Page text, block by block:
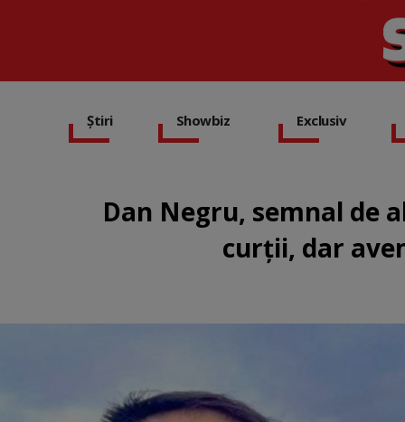
Știri Showbiz Exclusiv
Dan Negru, semnal de
curții, dar